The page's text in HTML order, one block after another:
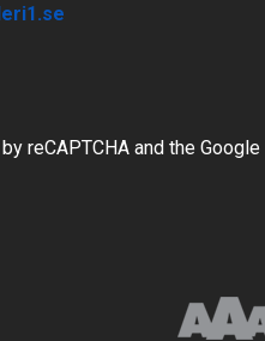
reCAPTCHA and the Google